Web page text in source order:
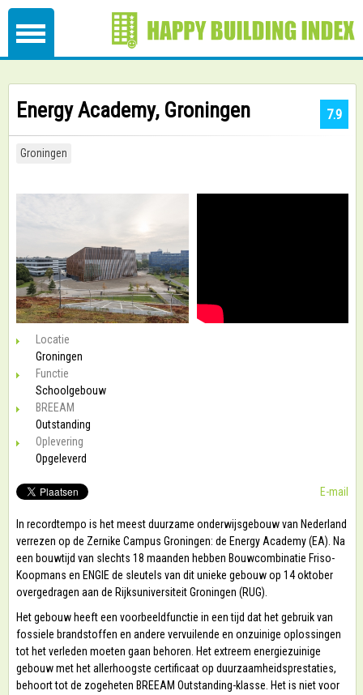
Energy Academy, Groningen 7.9
Groningen
Locatie
Groningen
Functie
Schoolgebouw
BREEAM
Outstanding
Oplevering
Opgeleverd
E-mail
In recordtempo is het meest duurzame onderwijsgebouw van Nederland
verrezen op de Zernike Campus Groningen: de Energy Academy (EA). Na
een bouwtijd van slechts 18 maanden hebben Bouwcombinatie Friso-
Koopmans en ENGIE de sleutels van dit unieke gebouw op 14 oktober
overgedragen aan de Rijksuniversiteit Groningen (RUG).
Het gebouw heeft een voorbeeldfunctie in een tijd dat het gebruik van
fossiele brandstoffen en andere vervuilende en onzuinige oplossingen
tot het verleden moeten gaan behoren. Het extreem energiezuinige
gebouw met het allerhoogste certificaat op duurzaamheidsprestaties,
behoort tot de zogeheten BREEAM Outstanding-klasse. Het is niet voor